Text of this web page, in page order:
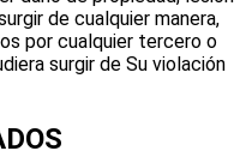
de cualquier manera,
por cualquier tercero o
surgir de Su violación